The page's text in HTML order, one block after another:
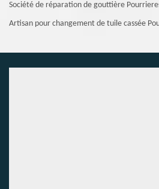
Société de réparation de gouttière
Artisan pour changement de tuile cassée